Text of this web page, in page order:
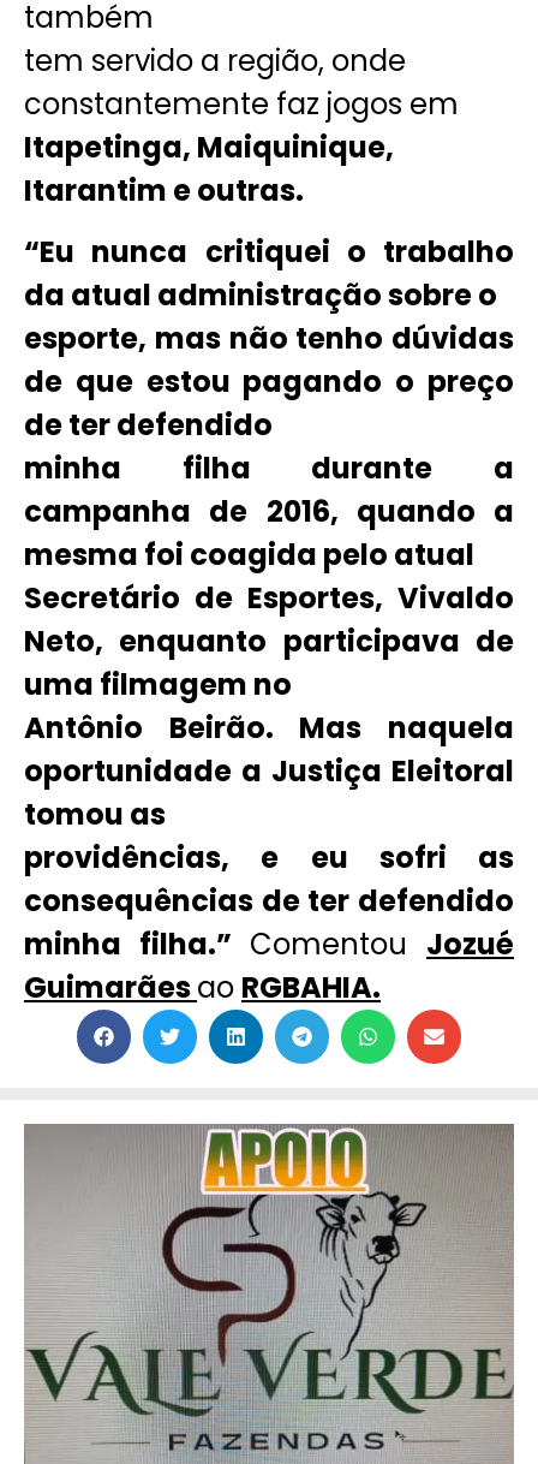
também
tem servido a região, onde
constantemente faz jogos em
Itapetinga, Maiquinique,
Itarantim e outras.
“Eu nunca critiquei o trabalho
da atual administração sobre o
esporte, mas não tenho dúvidas
de que estou pagando o preço
de ter defendido
minha filha durante a
campanha de 2016, quando a
mesma foi coagida pelo atual
Secretário de Esportes, Vivaldo
Neto, enquanto participava de
uma filmagem no
Antônio Beirão. Mas naquela
oportunidade a Justiça Eleitoral
tomou as
providências, e eu sofri as
consequências de ter defendido
minha filha.” Comentou Jozué
Guimarãesao RGBAHIA.